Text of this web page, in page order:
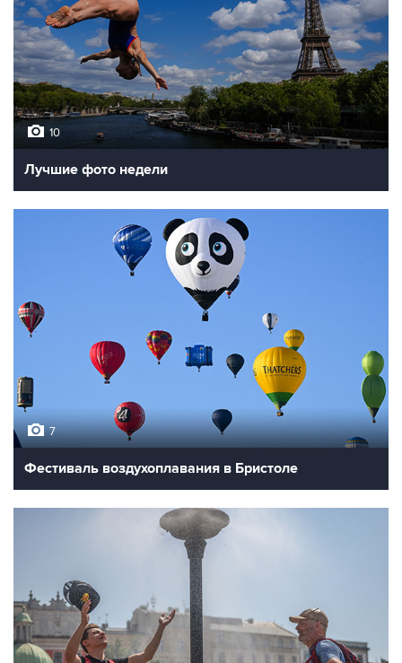
10
Лучшие фото недели
7
Фестиваль воздухоплавания в Бристоле